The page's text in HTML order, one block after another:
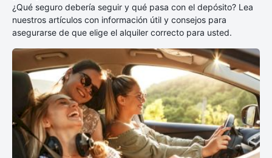
¿Qué seguro debería seguir y qué pasa con el depósito? Lea
nuestros artículos con información útil y consejos para
asegurarse de que elige el alquiler correcto para usted.